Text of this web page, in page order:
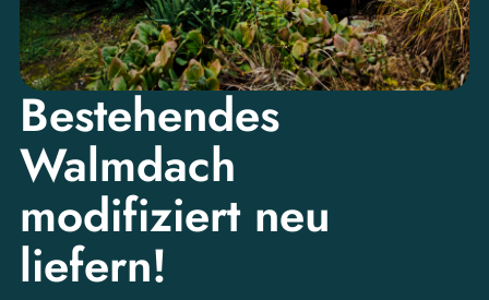
Bestehendes
Walmdach
modifiziert neu
liefern!